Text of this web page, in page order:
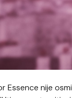
Essence nije